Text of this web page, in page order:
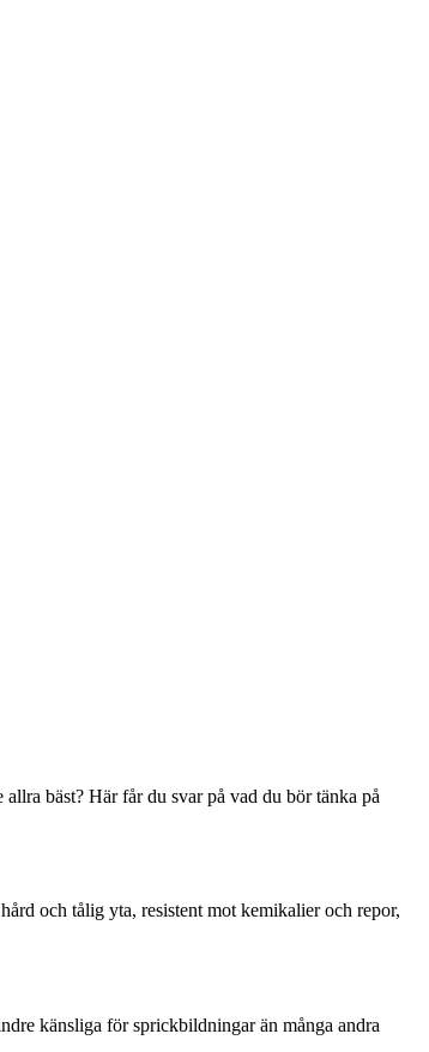
bäst? Här får du svar på vad du bör tänka på
och tålig yta, resistent mot kemikalier och repor,
känsliga för sprickbildningar än många andra